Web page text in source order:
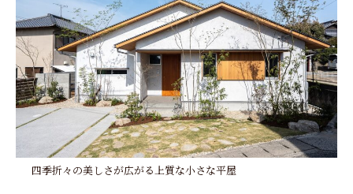
四季折々の美しさが広がる上質な小さな平屋